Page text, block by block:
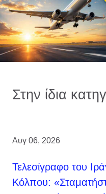
Στην ίδια
Αυγ 06, 2026
Τελεσίγραφο του
Κόλπου: